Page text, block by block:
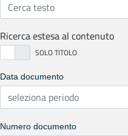
Ricerca estesa al contenuto
Data documento
Numero documento